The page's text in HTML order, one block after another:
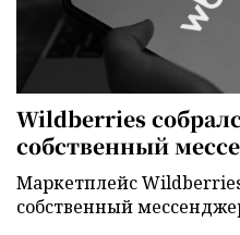
Wildberries
собственный
Маркетплейс Wildberries
собственный